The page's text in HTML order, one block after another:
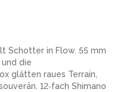
Schotter in Flow. 55 mm
die
glätten raues Terrain,
12‑fach Shimano